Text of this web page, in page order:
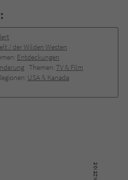
/ der Wilden Westen
Entdeckungen
Themen: TV & Film
USA & Kanada